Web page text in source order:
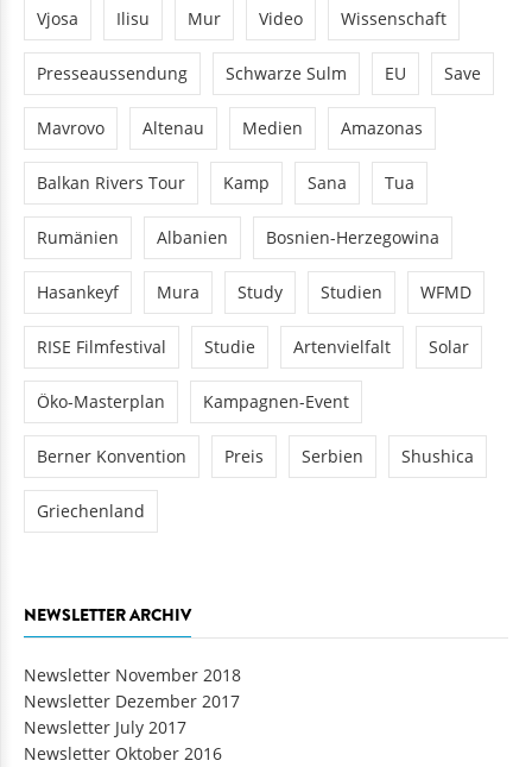
Vjosa Ilisu Mur Video Wissenschaft
Presseaussendung Schwarze Sulm EU Save
Mavrovo Altenau Medien Amazonas
Balkan Rivers Tour Kamp Sana Tua
Rumänien Albanien Bosnien-Herzegowina
Hasankeyf Mura Study Studien WFMD
RISE Filmfestival Studie Artenvielfalt Solar
Öko-Masterplan Kampagnen-Event
Berner Konvention Preis Serbien Shushica
Griechenland
NEWSLETTER ARCHIV
Newsletter November 2018
Newsletter Dezember 2017
Newsletter July 2017
Newsletter Oktober 2016